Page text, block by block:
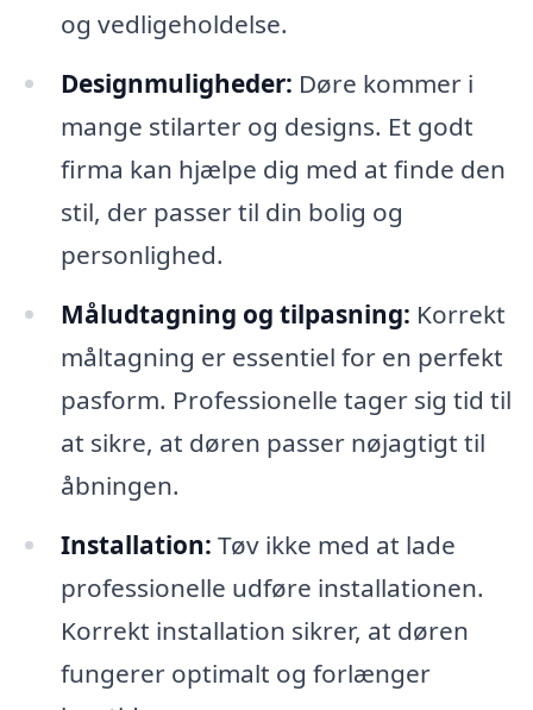
og vedligeholdelse.
Designmuligheder: Døre kommer i
mange stilarter og designs. Et godt
firma kan hjælpe dig med at finde den
stil, der passer til din bolig og
personlighed.
Måludtagning og tilpasning: Korrekt
måltagning er essentiel for en perfekt
pasform. Professionelle tager sig tid til
at sikre, at døren passer nøjagtigt til
åbningen.
Installation: Tøv ikke med at lade
professionelle udføre installationen.
Korrekt installation sikrer, at døren
fungerer optimalt og forlænger